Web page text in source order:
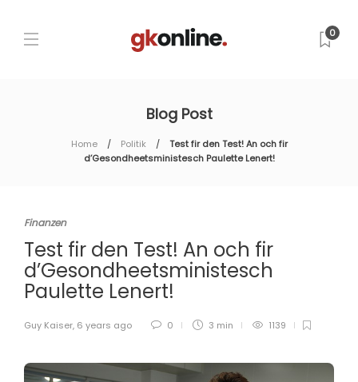
0
Blog Post
Home Politik
Test fir den Test! An och fir
d’Gesondheetsministesch Paulette Lenert!
Finanzen
Test fir den Test! An och fir
d’Gesondheetsministesch
Paulette Lenert!
Guy Kaiser, 6 years ago 0 3 min 1139